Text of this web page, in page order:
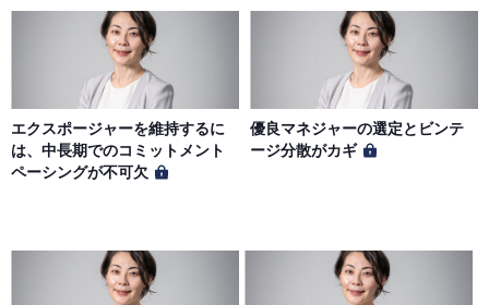
エクスポージャーを維持するに
は、中長期でのコミットメント
ペーシングが不可欠
優良マネジャーの選定とビンテ
ージ分散がカギ